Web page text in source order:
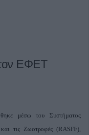
ΕΦΕΤ
μέσω του Συστήματος
τις Ζωοτροφές (RASFF),